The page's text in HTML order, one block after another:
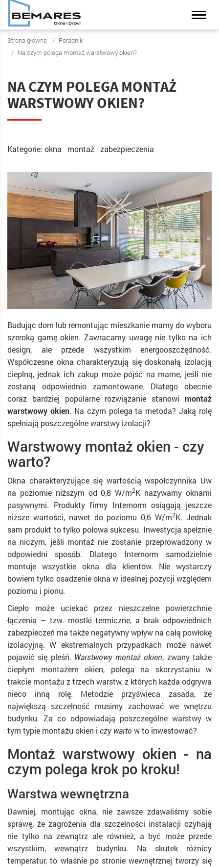
Strona główna
Poradnik
Na czym polega montaż warstwowy okien?
NA CZYM POLEGA MONTAŻ
WARSTWOWY OKIEN?
Kategorie: okna montaż zabezpieczenia
Budując dom lub remontując mieszkanie mamy do wyboru
szeroką gamę okien. Zawracamy uwagę nie tylko na ich
design, ale przede wszystkim energooszczędność.
Współczesne okna charakteryzują się doskonałą izolacją
cieplną, jednak ich zakup może pójść na marne, jeśli nie
zostaną odpowiednio zamontowane. Dlatego obecnie
coraz bardziej popularne rozwiązanie stanowi montaż
warstwowy okien. Na czym polega ta metoda? Jaką rolę
spełniają poszczególne warstwy izolacji?
Warstwowy montaż okien - czy
warto?
Okna charakteryzujące się wartością współczynnika Uw
na poziomie niższym od 0,8 W/m2K nazywamy oknami
pasywnymi. Produkty firmy Internorm osiągają jeszcze
niższe wartości, nawet do poziomu 0,6 W/m2K. Jednak
sam produkt to tylko połowa sukcesu. Inwestycja spełznie
na niczym, jeśli montaż nie zostanie przeprowadzony w
odpowiedni sposób. Dlatego Internorm samodzielnie
montuje wszystkie okna dla klientów. Nie wystarczy
bowiem tylko osadzenie okna w idealnej pozycji względem
poziomu i pionu.
Ciepło może uciekać przez nieszczelne powierzchnie
łączenia – tzw. mostki termiczne, a brak odpowiednich
zabezpieczeń ma także negatywny wpływ na całą powłokę
izolacyjną. W ekstremalnych przypadkach może nawet
pojawić się pleśń. Warstwowy montaż okien, zwany także
ciepłym montażem okien, polega na skorzystaniu w
trakcie montażu z trzech warstw, z których każda odgrywa
nieco inną rolę. Metodzie przyświeca zasada, ze
największą szczelność musimy zachować we wnętrzu
budynku. Za co odpowiadają poszczególne warstwy w
tym typie montażu okien i czy warto w to inwestować?
Montaż warstwowy okien - na
czym polega krok po kroku!
Warstwa wewnętrzna
Dawniej, montując okna, nie zawsze zdawaliśmy sobie
sprawę, że zagrożenia dla szczelności instalacji czyhają
nie tylko na zewnątrz ale również, a być może przede
wszystkim, wewnątrz budynku. Na skutek różnicy
temperatur, to właśnie po stronie wewnętrznej tworzy się